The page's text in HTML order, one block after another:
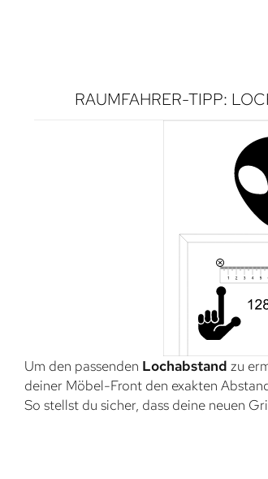
RAUMFAHRER-TIPP:
Um den passenden Lochabstand zu
deiner Möbel-Front den exakten
So stellst du sicher, dass deine neuen